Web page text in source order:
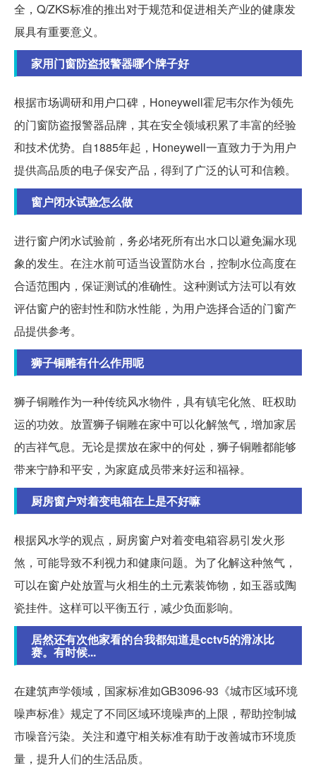
全，Q/ZKS标准的推出对于规范和促进相关产业的健康发
展具有重要意义。
家用门窗防盗报警器哪个牌子好
根据市场调研和用户口碑，Honeywell霍尼韦尔作为领先
的门窗防盗报警器品牌，其在安全领域积累了丰富的经验
和技术优势。自1885年起，Honeywell一直致力于为用户
提供高品质的电子保安产品，得到了广泛的认可和信赖。
窗户闭水试验怎么做
进行窗户闭水试验前，务必堵死所有出水口以避免漏水现
象的发生。在注水前可适当设置防水台，控制水位高度在
合适范围内，保证测试的准确性。这种测试方法可以有效
评估窗户的密封性和防水性能，为用户选择合适的门窗产
品提供参考。
狮子铜雕有什么作用呢
狮子铜雕作为一种传统风水物件，具有镇宅化煞、旺权助
运的功效。放置狮子铜雕在家中可以化解煞气，增加家居
的吉祥气息。无论是摆放在家中的何处，狮子铜雕都能够
带来宁静和平安，为家庭成员带来好运和福禄。
厨房窗户对着变电箱在上是不好嘛
根据风水学的观点，厨房窗户对着变电箱容易引发火形
煞，可能导致不利视力和健康问题。为了化解这种煞气，
可以在窗户处放置与火相生的土元素装饰物，如玉器或陶
瓷挂件。这样可以平衡五行，减少负面影响。
居然还有次他家看的台我都知道是cctv5的滑冰比
赛。有时候...
在建筑声学领域，国家标准如GB3096-93《城市区域环境
噪声标准》规定了不同区域环境噪声的上限，帮助控制城
市噪音污染。关注和遵守相关标准有助于改善城市环境质
量，提升人们的生活品质。